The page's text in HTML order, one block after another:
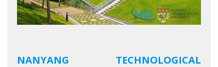
NANYANG TECHNOLOGICAL